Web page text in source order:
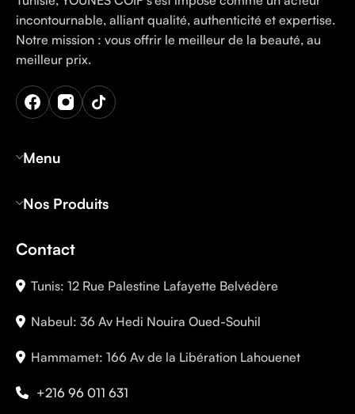
incontournable, alliant qualité, authenticité et expertise.
Notre mission : vous offrir le meilleur de la beauté, au
meilleur prix.
Menu
Nos Produits
Contact
Tunis: 12 Rue Palestine Lafayette Belvédère
Nabeul: 36 Av Hedi Nouira Oued-Souhil
Hammamet: 166 Av de la Libération Lahouenet
+216 96 011 631